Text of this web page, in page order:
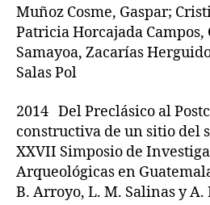
Muñoz Cosme, Gaspar;
Patricia Horcajada Campos,
Samayoa, Zacarías
Salas Pol
2014 Del Preclásico al
constructiva de un sitio del
XXVII Simposio de
Arqueológicas en
B. Arroyo, L. M. Salinas y A.